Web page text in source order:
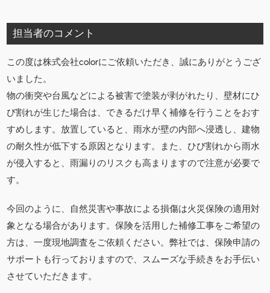
担当者のコメント
この度は株式会社colorにご依頼いただき、誠にありがとうござ
いました。
物の衝突や台風などによる被害で塗装が剥がれたり、壁材にひ
び割れが生じた場合は、できるだけ早く補修を行うことをおす
すめします。放置していると、雨水が壁の内部へ浸透し、建物
の耐久性が低下する原因となります。また、ひび割れから雨水
が侵入すると、雨漏りのリスクも高まりますので注意が必要で
す。
今回のように、自然災害や事故による損傷は火災保険の適用対
象となる場合があります。保険を活用した補修工事をご希望の
方は、一度現地調査をご依頼ください。弊社では、保険申請の
サポートも行っておりますので、スムーズな手続きをお手伝い
させていただきます。